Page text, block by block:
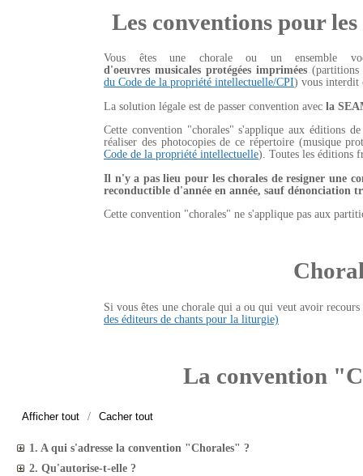
Les conventions pour
Vous êtes une chorale ou un ensemble
d'oeuvres musicales protégées imprimées (partitions
du Code de la propriété intellectuelle/CPI) vous interdit
La solution légale est de passer convention avec la
Cette convention "chorales" s'applique aux éditions
réaliser des photocopies de ce répertoire (musique
Code de la propriété intellectuelle). Toutes les éditions
Il n'y a pas lieu pour les chorales de resigner une
reconductible d'année en année, sauf dénonciation
Cette convention "chorales" ne s'applique pas aux
Si vous êtes une chorale qui a ou qui veut avoir
des éditeurs de chants pour la liturgie)
La convention
/
1. A qui s'adresse la convention "Chorales" ?
2. Qu'autorise-t-elle ?